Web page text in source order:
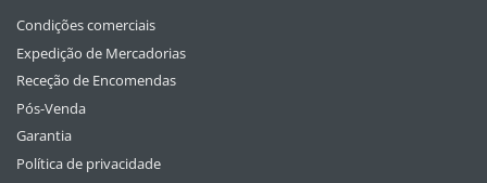
Condições comerciais
Expedição de Mercadorias
Receção de Encomendas
Pós-Venda
Garantia
Política de privacidade